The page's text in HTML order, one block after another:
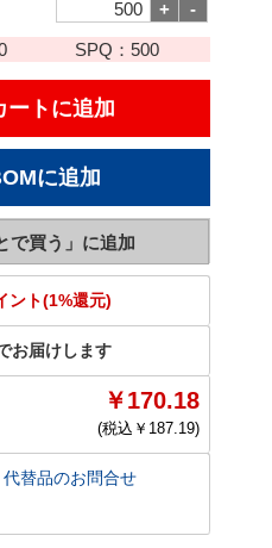
SPQ： 500
ント(1%還元)
お届けします
￥170.18
(税込￥ 187.19)
替品のお問合せ